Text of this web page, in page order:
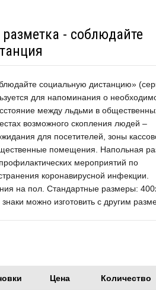
- соблюдайте
социальную дистанцию»
для напоминания о
между льдьми в
возможного скопления людей –
для посетителей, зоны
помещения. Напольная
мероприятий по
коронавирусной инфекции.
на пол. Стандартные размеры:
можно изготовить с другим
Цена Количество